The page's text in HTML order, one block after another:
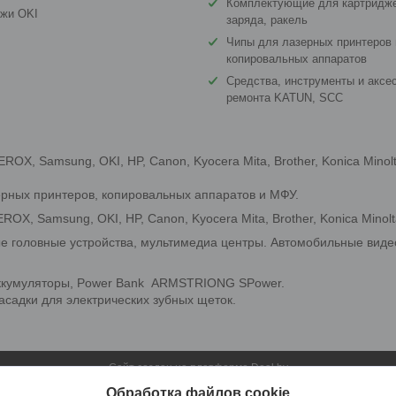
OKI
Комплектующие для
заряда, ракель
Чипы для лазерных принтеров
копировальных аппаратов
Средства, инструменты и
ремонта KATUN, SCC
Samsung, OKI, HP, Canon, Kyocera Mita, Brother, Konica
принтеров, копировальных аппаратов и МФУ.
Samsung, OKI, HP, Canon, Kyocera Mita, Brother, Konica
устройства, мультимедиа центры. Автомобильные
Power Bank ARMSTRIONG SPower.
для электрических зубных щеток.
Сайт создан на платформе Deal.by
Политика обработки файлов cookies
Обработка файлов cookie